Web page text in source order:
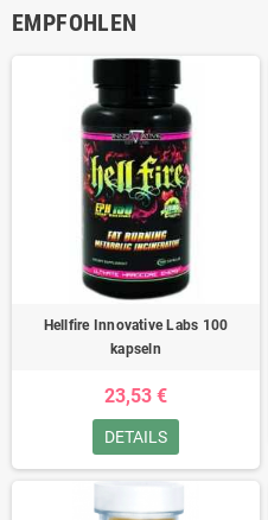
EMPFOHLEN
Hellfire Innovative Labs 100
kapseln
23,53 €
DETAILS